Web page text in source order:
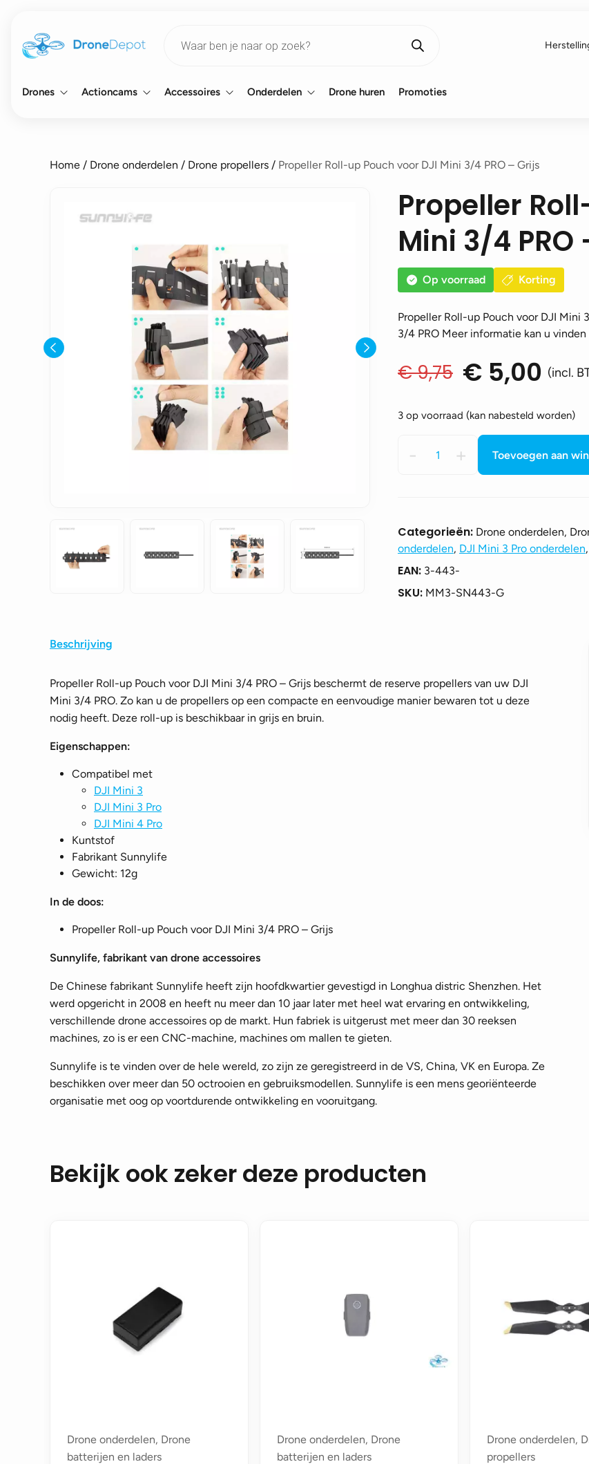
search
Drones Actioncams Accessoires Onderdelen Drone huren Promoties
Home / Drone onderdelen / Drone propellers / Propeller Roll-up Pouch voor DJI Mini 3/4 PRO – Grijs
Propeller
Mini 3/4 PRO
Op voorraad Korting
Propeller Roll-up Pouch voor DJI Mini
3/4 PRO Meer informatie kan u
€9,75
Oorspronkelijke
€ 9,75.
€ 5,00
Huidige
€ 5,00.
(incl.
3 op voorraad (kan nabesteld worden)
-
Roll-
DJI
Mini
3/4
PRO
-
+ Toevoegen aan
Categorieën: Drone onderdelen,
onderdelen, DJI Mini 3 Pro onderdelen,
EAN: 3-443-
SKU: MM3-SN443-G
Beschrijving
Propeller Roll-up Pouch voor DJI Mini 3/4 PRO – Grijs beschermt de reserve propellers van uw DJI
Mini 3/4 PRO. Zo kan u de propellers op een compacte en eenvoudige manier bewaren tot u deze
nodig heeft. Deze roll-up is beschikbaar in grijs en bruin.
Eigenschappen:
Compatibel met
DJI Mini 3
DJI Mini 3 Pro
DJI Mini 4 Pro
Kuntstof
Fabrikant Sunnylife
Gewicht: 12g
In de doos:
Propeller Roll-up Pouch voor DJI Mini 3/4 PRO – Grijs
Sunnylife, fabrikant van drone accessoires
De Chinese fabrikant Sunnylife heeft zijn hoofdkwartier gevestigd in Longhua distric Shenzhen. Het
werd opgericht in 2008 en heeft nu meer dan 10 jaar later met heel wat ervaring en ontwikkeling,
verschillende drone accessoires op de markt. Hun fabriek is uitgerust met meer dan 30 reeksen
machines, zo is er een CNC-machine, machines om mallen te gieten.
Sunnylife is te vinden over de hele wereld, zo zijn ze geregistreerd in de VS, China, VK en Europa. Ze
beschikken over meer dan 50 octrooien en gebruiksmodellen. Sunnylife is een mens georiënteerde
organisatie met oog op voortdurende ontwikkeling en vooruitgang.
Bekijk ook zeker deze producten
Drone onderdelen, Drone
batterijen en laders
Drone onderdelen, Drone
batterijen en laders
Drone onderdelen,
propellers